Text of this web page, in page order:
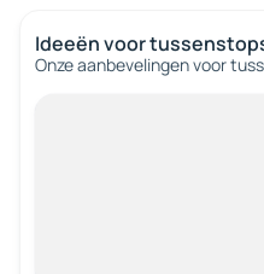
Ideeën voor
Onze aanbevelingen voor